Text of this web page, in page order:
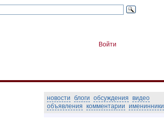
Войти
новости блоги обсуждения видео
объявления комментарии именинники